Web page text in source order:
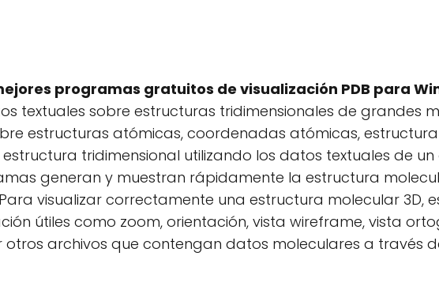
programas gratuitos de visualización PDB para
textuales sobre estructuras tridimensionales de grandes
estructuras atómicas, coordenadas atómicas,
tridimensional utilizando los datos textuales de
generan y muestran rápidamente la estructura
visualizar correctamente una estructura molecular 3D,
útiles como zoom, orientación, vista wireframe, vista
otros archivos que contengan datos moleculares a través